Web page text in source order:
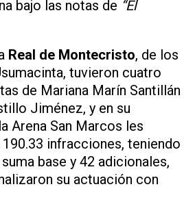
bajo las notas de “El
Real de Montecristo, de los
tuvieron cuatro
de Mariana Marín Santillán
Jiménez, y en su
Arena San Marcos les
infracciones, teniendo
base y 42 adicionales,
su actuación con